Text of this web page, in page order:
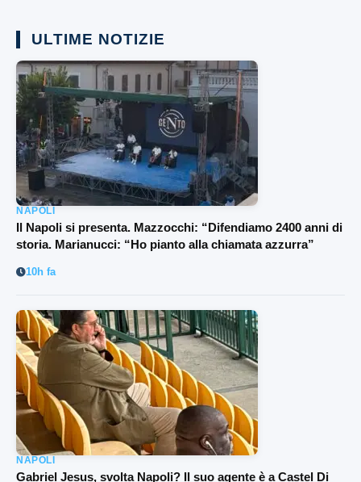
ULTIME NOTIZIE
NAPOLI
Il Napoli si presenta. Mazzocchi: “Difendiamo 2400 anni di
storia. Marianucci: “Ho pianto alla chiamata azzurra”
10h fa
NAPOLI
Gabriel Jesus, svolta Napoli? Il suo agente è a Castel Di